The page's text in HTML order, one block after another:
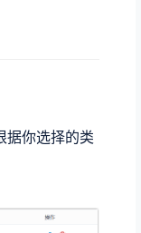
据你选择的类